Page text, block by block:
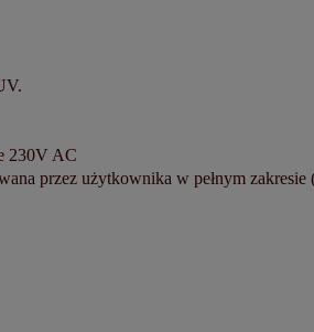
230V AC
przez użytkownika w pełnym